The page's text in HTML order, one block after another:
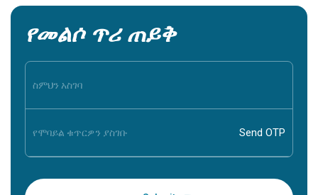
የመልሶ ጥሪ ጠይቅ